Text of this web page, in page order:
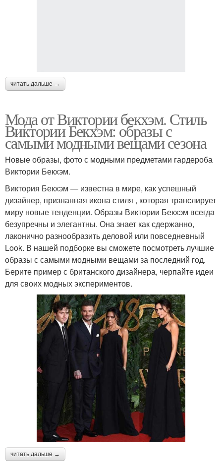
читать дальше →
Мода от Виктории бекхэм. Стиль
Виктории Бекхэм: образы с
самыми модными вещами сезона
Новые образы, фото с модными предметами гардероба
Виктории Бекхэм.
Виктория Бекхэм — известна в мире, как успешный
дизайнер, признанная икона стиля , которая транслирует
миру новые тенденции. Образы Виктории Бекхэм всегда
безупречны и элегантны. Она знает как сдержанно,
лаконично разнообразить деловой или повседневный
Look. В нашей подборке вы сможете посмотреть лучшие
образы с самыми модными вещами за последний год.
Берите пример с британского дизайнера, черпайте идеи
для своих модных экспериментов.
читать дальше →